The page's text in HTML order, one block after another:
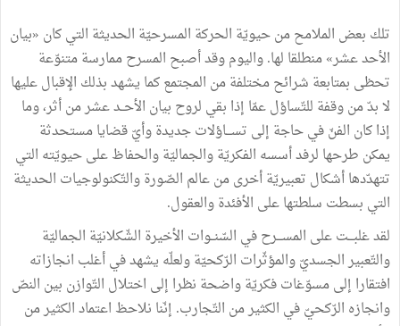
تلك بعض الملامحمنحيويّة الحركة المسرحيّة الحديثة التيكان «بيان
الأحدعشر»منطلقا لها.واليوموقدأصبح المسرحممارسةمتنوّعة
تحظى بمتابعة شرائحمختلفةمن المجتمعكما يشهدبذلك الإقبالعليها
لابدّمنوقفة للتّساؤلعمّا إذا بقي لروح بيان الأحــدعشرمنأثر،وما
إذاكان الفنّفيحاجة إلى تســـاؤلاتجديدةوأيّقضايامستحدثة
يمكن طرحها لرفدأسسه الفكريّةوالجماليّةوالحفاظعلىحيويّته التي
تتهدّدهاأشكال تعبيريّةأخرىمنعالم الصّورةوالتّكنولوجيات الحديثة
التي بسطت سلطتهاعلى الأفئدةوالعقول.
لقدغلبـــتعلى المســـرحفي السّنــوات الأخيرة الشّكلانيّة الجماليّة
والتّعبيرالجسديّوالمؤثّرات الرّكحيّةولعلّه يشهدفيأغلب انجازاته
افتقارا إلىمسوّغاتفكريّةواضحة نظرا إلى اختلال التّوازن بين النصّ
وانجازه الرّكحيّفي الكثيرمن التّجارب. إنّنا نلاحظ اعتمادالكثيرمن